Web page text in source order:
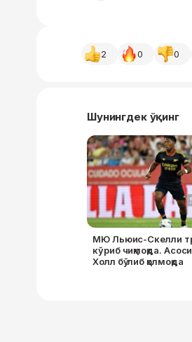
2 0 0
Шунингдек ўқинг
МЮ Льюис-Скелли
кўриб чиқмоқда.
Холл бўлиб қолмоқда